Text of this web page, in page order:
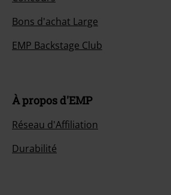
Bons d'achat Large
EMP Backstage Club
À propos d'EMP
Réseau d'Affiliation
Durabilité